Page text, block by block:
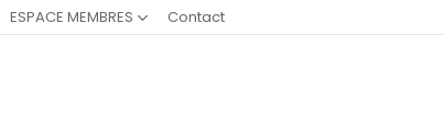
ESPACE MEMBRES Contact